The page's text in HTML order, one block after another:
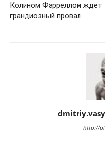
Колином Фарреллом ждет
грандиозный провал
http://